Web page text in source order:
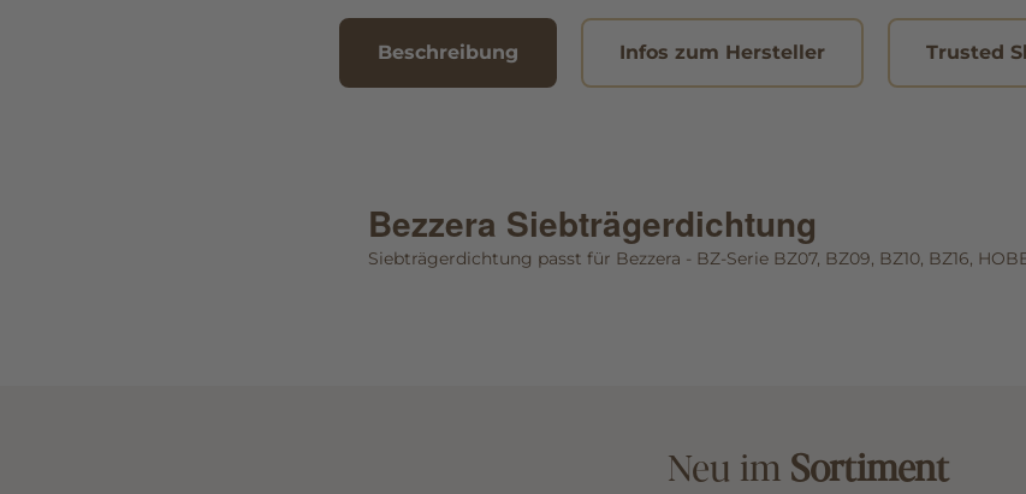
Beschreibung Infos zum Hersteller Trusted
Bezzera Siebträgerdichtung
Siebträgerdichtung passt für Bezzera - BZ-Serie BZ07, BZ09, BZ10, BZ16,
Neu im Sortiment